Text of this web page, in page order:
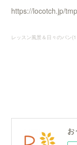
https://locotch.jp/
レッスン風景＆日々のパン(
お